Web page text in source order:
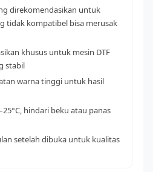
direkomendasikan untuk
tidak kompatibel bisa merusak
khusus untuk mesin DTF
stabil
warna tinggi untuk hasil
hindari beku atau panas
setelah dibuka untuk kualitas